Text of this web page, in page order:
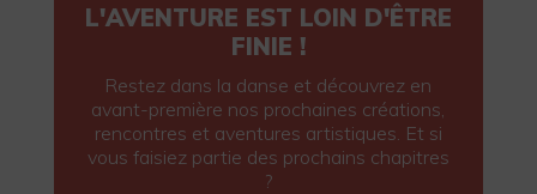
L'AVENTURE EST LOIN D'ÊTRE
FINIE !
Restez dans la danse et découvrez en
avant-première nos prochaines créations,
rencontres et aventures artistiques. Et si
vous faisiez partie des prochains chapitres
?